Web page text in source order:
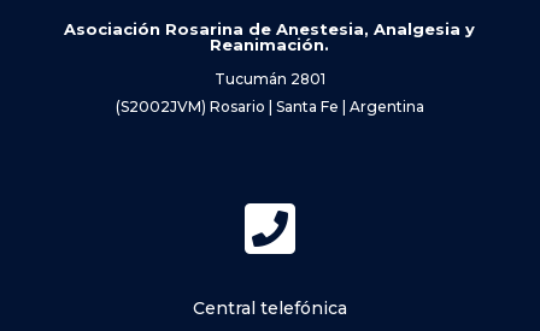
Asociación Rosarina de Anestesia, Analgesia y
Reanimación.
Tucumán 2801
(S2002JVM) Rosario | Santa Fe | Argentina

Central telefónica